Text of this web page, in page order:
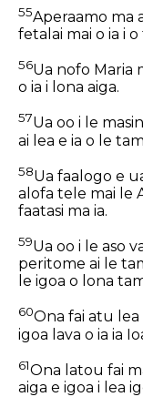
55Aperaamo ma
fetalai mai o ia i
56Ua nofo Maria
o ia i lona aiga.
57Ua oo i le
ai lea e ia o le
58Ua faalogo e
alofa tele mai le
faatasi ma ia.
59Ua oo i le aso
peritome ai le
le igoa o lona
60Ona fai atu lea
igoa lava o ia ia
61Ona latou fai
aiga e igoa i lea